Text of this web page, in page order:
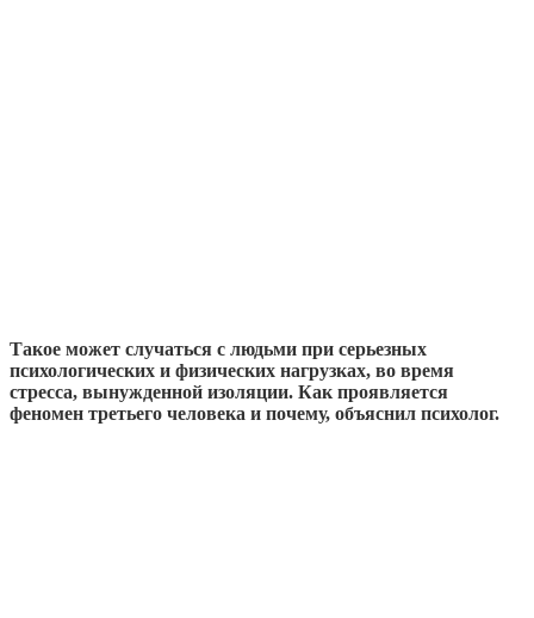
Такое может случаться с людьми при серьезных
психологических и физических нагрузках, во время
стресса, вынужденной изоляции. Как проявляется
феномен третьего человека и почему, объяснил психолог.